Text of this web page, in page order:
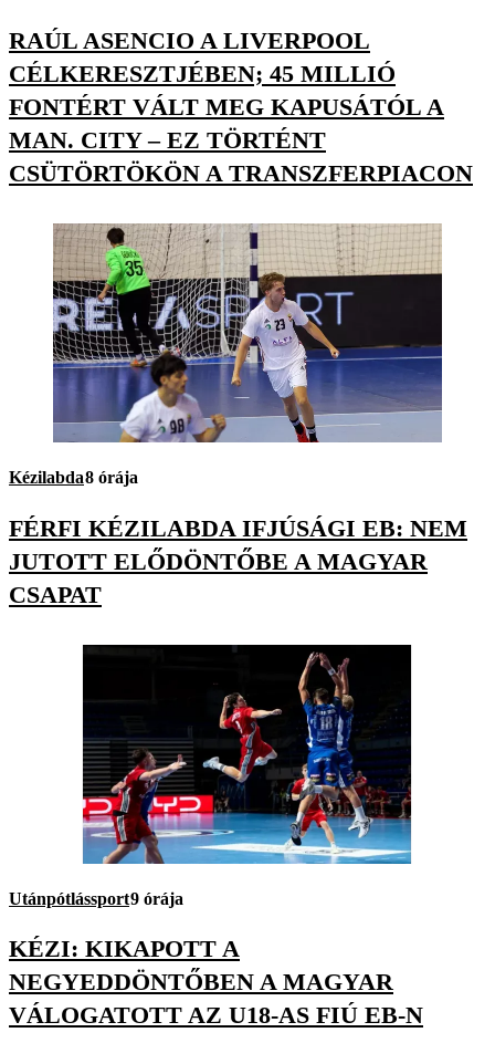
RAÚL ASENCIO A LIVERPOOL
CÉLKERESZTJÉBEN; 45 MILLIÓ
FONTÉRT VÁLT MEG KAPUSÁTÓL A
MAN. CITY – EZ TÖRTÉNT
CSÜTÖRTÖKÖN A TRANSZFERPIACON
Kézilabda8 órája
FÉRFI KÉZILABDA IFJÚSÁGI EB: NEM
JUTOTT ELŐDÖNTŐBE A MAGYAR
CSAPAT
Utánpótlássport9 órája
KÉZI: KIKAPOTT A
NEGYEDDÖNTŐBEN A MAGYAR
VÁLOGATOTT AZ U18-AS FIÚ EB-N